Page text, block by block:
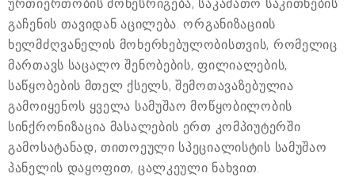
ურთიერთობის მოწესრიგება, საკამათო საკითხების
გაჩენის თავიდან აცილება. ორგანიზაციის
ხელმძღვანელის მოხერხებულობისთვის, რომელიც
მართავს საცალო შენობების, ფილიალების,
საწყობების მთელ ქსელს, შემოთავაზებულია
გამოიყენოს ყველა სამუშაო მოწყობილობის
სინქრონიზაცია მასალების ერთ კომპიუტერში
გამოსატანად, თითოეული სპეციალისტის სამუშაო
პანელის დაყოფით, ცალკეული ნახვით.